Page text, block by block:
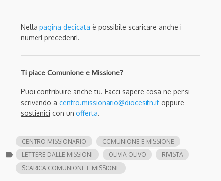
Nella pagina dedicata è possibile scaricare anche i
numeri precedenti.
Ti piace Comunione e Missione?
Puoi contribuire anche tu. Facci sapere cosa ne pensi
scrivendo a centro.missionario@diocesitn.it oppure
sostienici con un offerta.
label
CENTRO MISSIONARIO
COMUNIONE E MISSIONE
LETTERE DALLE MISSIONI
OLIVIA OLIVO
RIVISTA
SCARICA COMUNIONE E MISSIONE